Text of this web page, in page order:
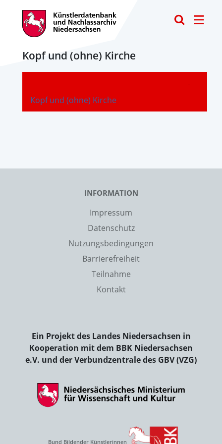
Kopf und (ohne) Kirche
Kopf und (ohne) Kirche
-
INFORMATION
Impressum
Datenschutz
Nutzungsbedingungen
Barrierefreiheit
Teilnahme
Kontakt
Ein Projekt des Landes Niedersachsen in
Kooperation mit dem BBK Niedersachsen
e.V. und der Verbundzentrale des GBV (VZG)
Bund Bildender Künstlerinnen